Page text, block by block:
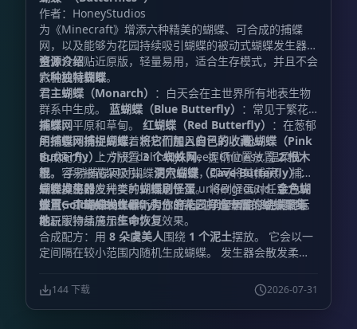
作者：HoneyStudios
为《Minecraft》增添六种精美的蝴蝶、可合成的捕蝶
网，以及能够为花园持续吸引蝴蝶的被动式蝴蝶发生器。
整体设计贴近原版，轻量易用，适合生存模式，并且不会
影响成就获取。
资源介绍
六种独特蝴蝶
君主蝴蝶（Monarch） ：白天会在主世界所有地表生物
群系中生成。 蓝蝴蝶（Blue Butterfly） ：常见于繁花
森林、平原和草甸。 红蝴蝶（Red Butterfly） ：在葱郁
的绿色环境中闪耀着炽热而醒目的色彩。粉蝴蝶（Pink
Butterfly） ：外形 delicacy? Need Chinese. 温柔优
雅，容易被花朵吸引。洞穴蝴蝶（Cave Butterfly）：
一种神秘的发光变种，栖息于深 underground.金色蝴
蝶（Golden Butterfly）：稀有的草甸居民，会对附近
的玩家持续施加生命恢复效果。
捕蝶网
用捕蝶网捕捉蝴蝶，将它们加入自己的收藏。
合成配方：上方放置3 个蜘蛛网，握柄位置放置2 根木
棍。 手持捕蝶网对蝴蝶使用右键，即可将其捕获。 捕获
后会掉落对应种类的蝴蝶刷怪蛋。 将刷怪蛋对任意方块
使用，即可把蝴蝶重新释放出来。 刷怪蛋能够完美显示
在原版物品展示框中。
蝴蝶发生器
放置一个蝴蝶发生器，为你的花园打造专属的蝴蝶聚集
地。
合成配方：用 8 朵虞美人围绕 1 个泥土摆放。 它会以一
定间隔在较小范围内随机生成蝴蝶。 发生器会散发柔和
种蝴蝶变种都会生成，但各自拥有不同的随机权重。
144 下载 2026-07-31